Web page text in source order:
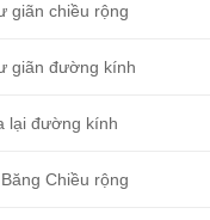
giãn chiều rộng
giãn đường kính
lại đường kính
Chiều rộng